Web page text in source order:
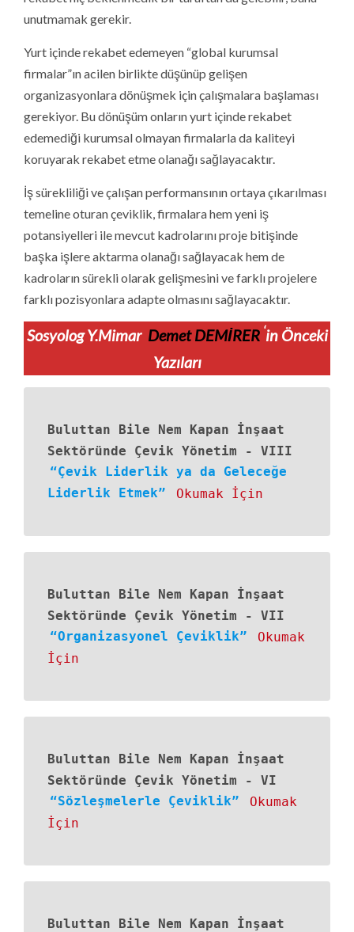
unutmamak gerekir.
Yurt içinde rekabet edemeyen “global kurumsal
firmalar”ın acilen birlikte düşünüp gelişen
organizasyonlara dönüşmek için çalışmalara başlaması
gerekiyor. Bu dönüşüm onların yurt içinde rekabet
edemediği kurumsal olmayan firmalarla da kaliteyi
koruyarak rekabet etme olanağı sağlayacaktır.
İş sürekliliği ve çalışan performansının ortaya çıkarılması
temeline oturan çeviklik, firmalara hem yeni iş
potansiyelleri ile mevcut kadrolarını proje bitişinde
başka işlere aktarma olanağı sağlayacak hem de
kadroların sürekli olarak gelişmesini ve farklı projelere
farklı pozisyonlara adapte olmasını sağlayacaktır.
Sosyolog Y.Mimar Demet DEMİRER ‘in Önceki
Yazıları
Buluttan Bile Nem Kapan İnşaat
Sektöründe Çevik Yönetim
- VIII
“Çevik Liderlik ya da Geleceğe
Liderlik Etmek”
Okumak İçin
Buluttan Bile Nem Kapan İnşaat
Sektöründe Çevik Yönetim
- VII
“Organizasyonel Çeviklik”
Okumak
İçin
Buluttan Bile Nem Kapan İnşaat
Sektöründe Çevik Yönetim
- VI
“Sözleşmelerle Çeviklik”
Okumak
İçin
Buluttan Bile Nem Kapan İnşaat